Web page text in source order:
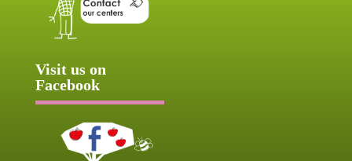
Visit us on
Facebook